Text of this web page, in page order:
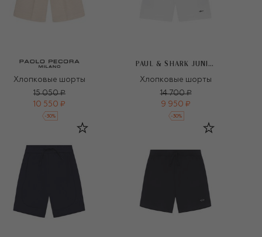
Хлопковые шорты
15 050 ₽
10 550 ₽
-30%
PAUL & SHARK JUNIOR
Хлопковые шорты
14 700 ₽
9 950 ₽
-30%